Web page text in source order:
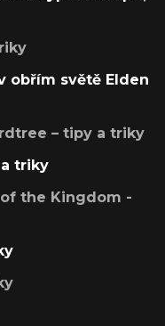
obřím světě Elden
– tipy a triky
triky
the Kingdom -